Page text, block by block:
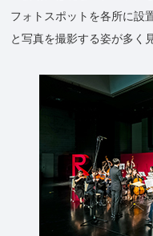
フォトスポットを各所に設
と写真を撮影する姿が多く